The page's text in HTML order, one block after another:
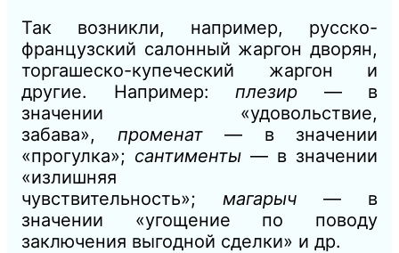
Так возникли, например, русско-
французский салонный жаргон дворян,
торгашеско-купеческий жаргон и
другие. Например: плезир — в
значении «удовольствие,
забава», променат — в значении
«прогулка»; сантименты — в значении
«излишняя
чувствительность»; магарыч — в
значении «угощение по поводу
заключения выгодной сделки» и др.